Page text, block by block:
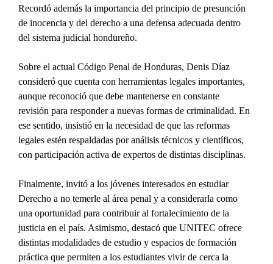
Recordó además la importancia del principio de presunción
de inocencia y del derecho a una defensa adecuada dentro
del sistema judicial hondureño.
Sobre el actual Código Penal de Honduras, Denis Díaz
consideró que cuenta con herramientas legales importantes,
aunque reconoció que debe mantenerse en constante
revisión para responder a nuevas formas de criminalidad. En
ese sentido, insistió en la necesidad de que las reformas
legales estén respaldadas por análisis técnicos y científicos,
con participación activa de expertos de distintas disciplinas.
Finalmente, invitó a los jóvenes interesados en estudiar
Derecho a no temerle al área penal y a considerarla como
una oportunidad para contribuir al fortalecimiento de la
justicia en el país. Asimismo, destacó que UNITEC ofrece
distintas modalidades de estudio y espacios de formación
práctica que permiten a los estudiantes vivir de cerca la